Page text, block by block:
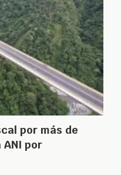
por más de
por